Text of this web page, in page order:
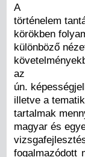
A
történelem
körökben
különböző
az
ún.
illetve a
tartalmak
magyar és
fogalmazódott